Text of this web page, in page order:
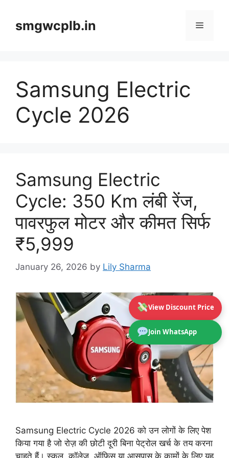
View Discount Price
Join WhatsApp
contentsmgwcplb.in Menu
Samsung Electric
Cycle 2026
Samsung Electric
Cycle: 350 Km लंबी रेंज,
पावरफुल मोटर और कीमत सिर्फ
₹5,999
January 26, 2026 by Lily Sharma
Samsung Electric Cycle 2026 को उन लोगों के लिए पेश
किया गया है जो रोज़ की छोटी दूरी बिना पेट्रोल खर्च के तय करना
चाहते हैं। स्कूल, कॉलेज, ऑफिस या आसपास के कामों के लिए यह